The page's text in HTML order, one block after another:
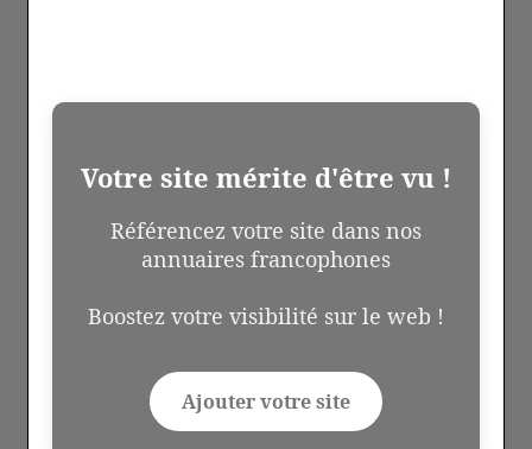
Votre site mérite d'être vu !
Référencez votre site dans nos
annuaires francophones
Boostez votre visibilité sur le web !
Ajouter votre site